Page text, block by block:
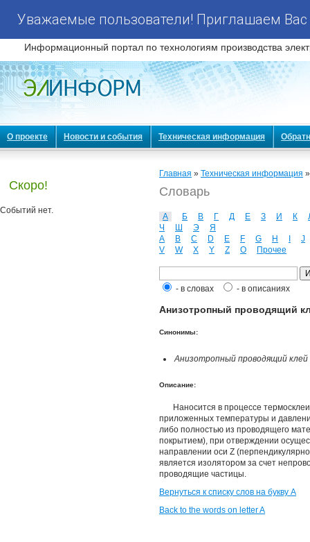
Уважаемые пользователи! Приглашаем
Информационный портал по технологиям производства
О проекте Новости и события Техническая информация
Скоро!
Событий нет.
Главная » Техническая информация
Словарь
А Б В Г Д Е З И К
Ч
Ш Э
Я
A
B C D E F G H
J
V
W X Y Z О Прочее
- в словах - в описаниях
Анизотропный проводящий
Синонимы:
Анизотропный проводящий
Описание:
Наносится в процессе
приложенных температуры и
либо полностью из проводящего
покрытием), при отверждении
направлении оси Z
является изолятором за счет
проводящие частицы.
Вернуться к списку слов на букву А
Back to the words on letter A